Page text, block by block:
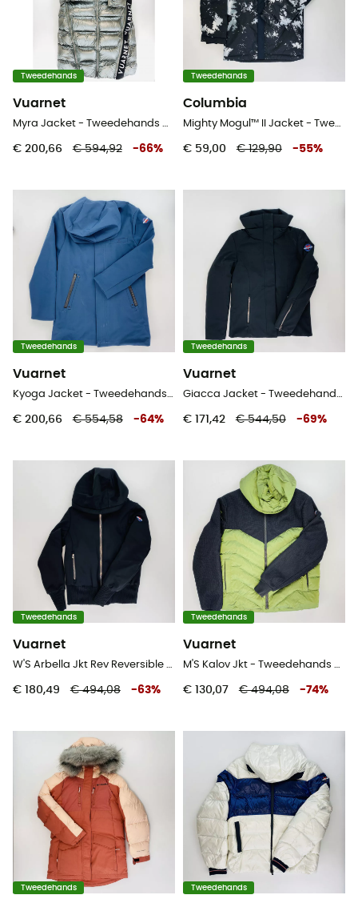
Tweedehands
Vuarnet
Myra Jacket - Tweedehands Donsjack - Dames - Grijs - S
€ 200,66 € 594,92 -66%
Tweedehands
Columbia
Mighty Mogul™ II Jacket - Tweedehands Ski-jas - Kinderen - Grijs - S
€ 59,00 € 129,90 -55%
Tweedehands
Vuarnet
Kyoga Jacket - Tweedehands Jas - Heren - Blauwe olie - L
€ 200,66 € 554,58 -64%
Tweedehands
Vuarnet
Giacca Jacket - Tweedehands Jas - Dames - Zwart - S
€ 171,42 € 544,50 -69%
Tweedehands
Vuarnet
€ 180,49 € 494,08 -63%
Tweedehands
Vuarnet
€ 130,07 € 494,08 -74%
Tweedehands Tweedehands